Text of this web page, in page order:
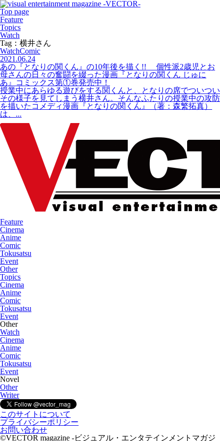
Top page
Feature
Topics
Watch
Tag：横井さん
WatchComic
2021.06.24
あの『となりの関くん』の10年後を描く!! 個性派2歳児とお
母さんの日々の奮闘を綴った漫画『となりの関くん じゅに
あ』コミックス第①巻発売中！
授業中にあらゆる遊びをする関くんと、となりの席でついつい
その様子を見てしまう横井さん。そんなふたりの授業中の攻防
を描いたコメディ漫画『となりの関くん』（著：森繁拓真）
は、...
Feature
Cinema
Anime
Comic
Tokusatsu
Event
Other
Topics
Cinema
Anime
Comic
Tokusatsu
Event
Other
Watch
Cinema
Anime
Comic
Tokusatsu
Event
Novel
Other
Writer
このサイトについて
プライバシーポリシー
お問い合わせ
©VECTOR magazine -ビジュアル・エンタテインメントマガジ